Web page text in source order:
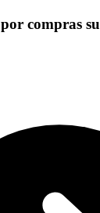
por compras